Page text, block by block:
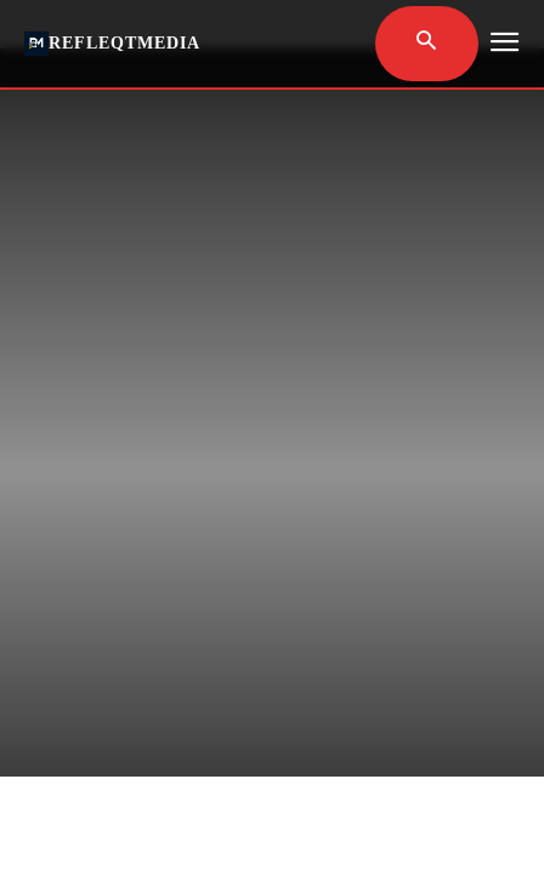
REFLEQTMEDIA